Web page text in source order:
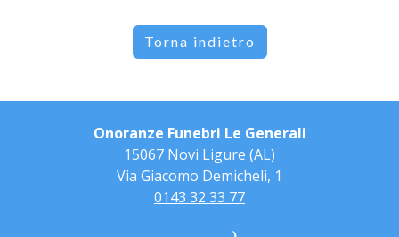
Torna indietro
Onoranze Funebri Le Generali
15067 Novi Ligure (AL)
Via Giacomo Demicheli, 1
0143 32 33 77